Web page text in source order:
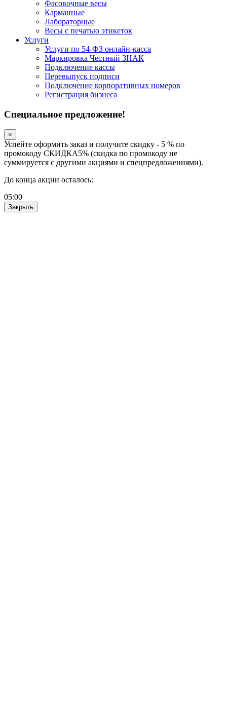
Фасовочные весы
Карманные
Лабораторные
Весы с печатью этикеток
Услуги
Услуги по 54-ФЗ онлайн-касса
Маркировка Честный ЗНАК
Подключение кассы
Перевыпуск подписи
Подключение корпоративных номеров
Регистрация бизнеса
Специальное предложение!
×
Успейте оформить заказ и получите скидку - 5 % по
промокоду СКИДКА5% (скидка по промокоду не
суммируется с другими акциями и спецпредложениями).
До конца акции осталось:
05:00
Закрыть